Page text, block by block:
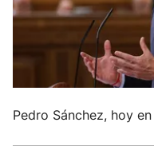
Pedro Sánchez, hoy